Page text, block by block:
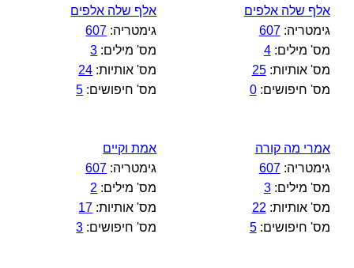
אלף שלה אלפים
גימטריה:607
מס' מילים:4
מס' אותיות:25
מס' חיפושים:0
אלף שלה אלפים
גימטריה: 607
מס' מילים: 3
מס' אותיות: 24
מס' חיפושים: 5
אמרי מה קורה
גימטריה:607
מס' מילים:3
מס' אותיות: 22
מס' חיפושים:5
אמת וקיים
גימטריה: 607
מס' מילים: 2
מס' אותיות: 17
מס' חיפושים: 3